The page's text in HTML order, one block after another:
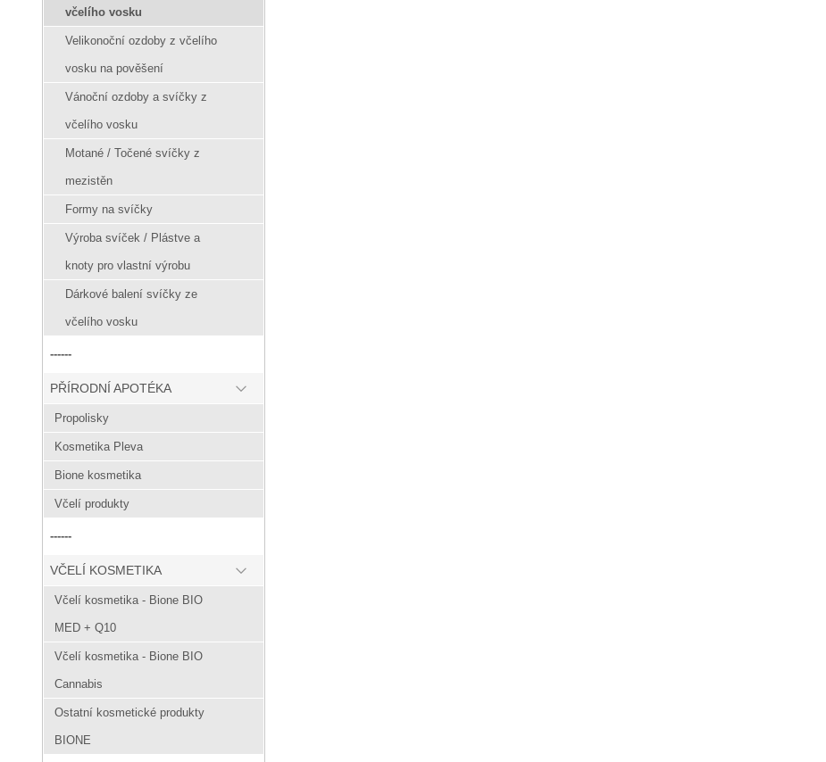
včelího vosku
Velikonoční ozdoby z včelího
vosku na pověšení
Vánoční ozdoby a svíčky z
včelího vosku
Motané / Točené svíčky z
mezistěn
Formy na svíčky
Výroba svíček / Plástve a
knoty pro vlastní výrobu
Dárkové balení svíčky ze
včelího vosku
------
PŘÍRODNÍ APOTÉKA
Propolisky
Kosmetika Pleva
Bione kosmetika
Včelí produkty
------
VČELÍ KOSMETIKA
Včelí kosmetika - Bione BIO
MED + Q10
Včelí kosmetika - Bione BIO
Cannabis
Ostatní kosmetické produkty
BIONE